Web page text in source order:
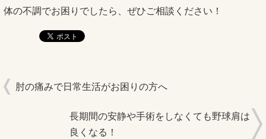
体の不調でお困りでしたら、ぜひご相談ください！
肘の痛みで日常生活がお困りの方へ
長期間の安静や手術をしなくても野球肩は
良くなる！